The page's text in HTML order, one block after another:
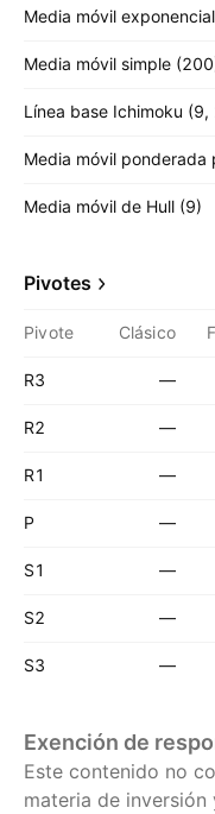
Media móvil
Media móvil simple
Línea base Ichimoku
Media móvil ponderada
Media móvil de Hull (9)
Pivotes
Pivote Clásico
R3 —
R2 —
R1 —
P —
S1 —
S2 —
S3 —
Exención de
Este contenido no
materia de inversión